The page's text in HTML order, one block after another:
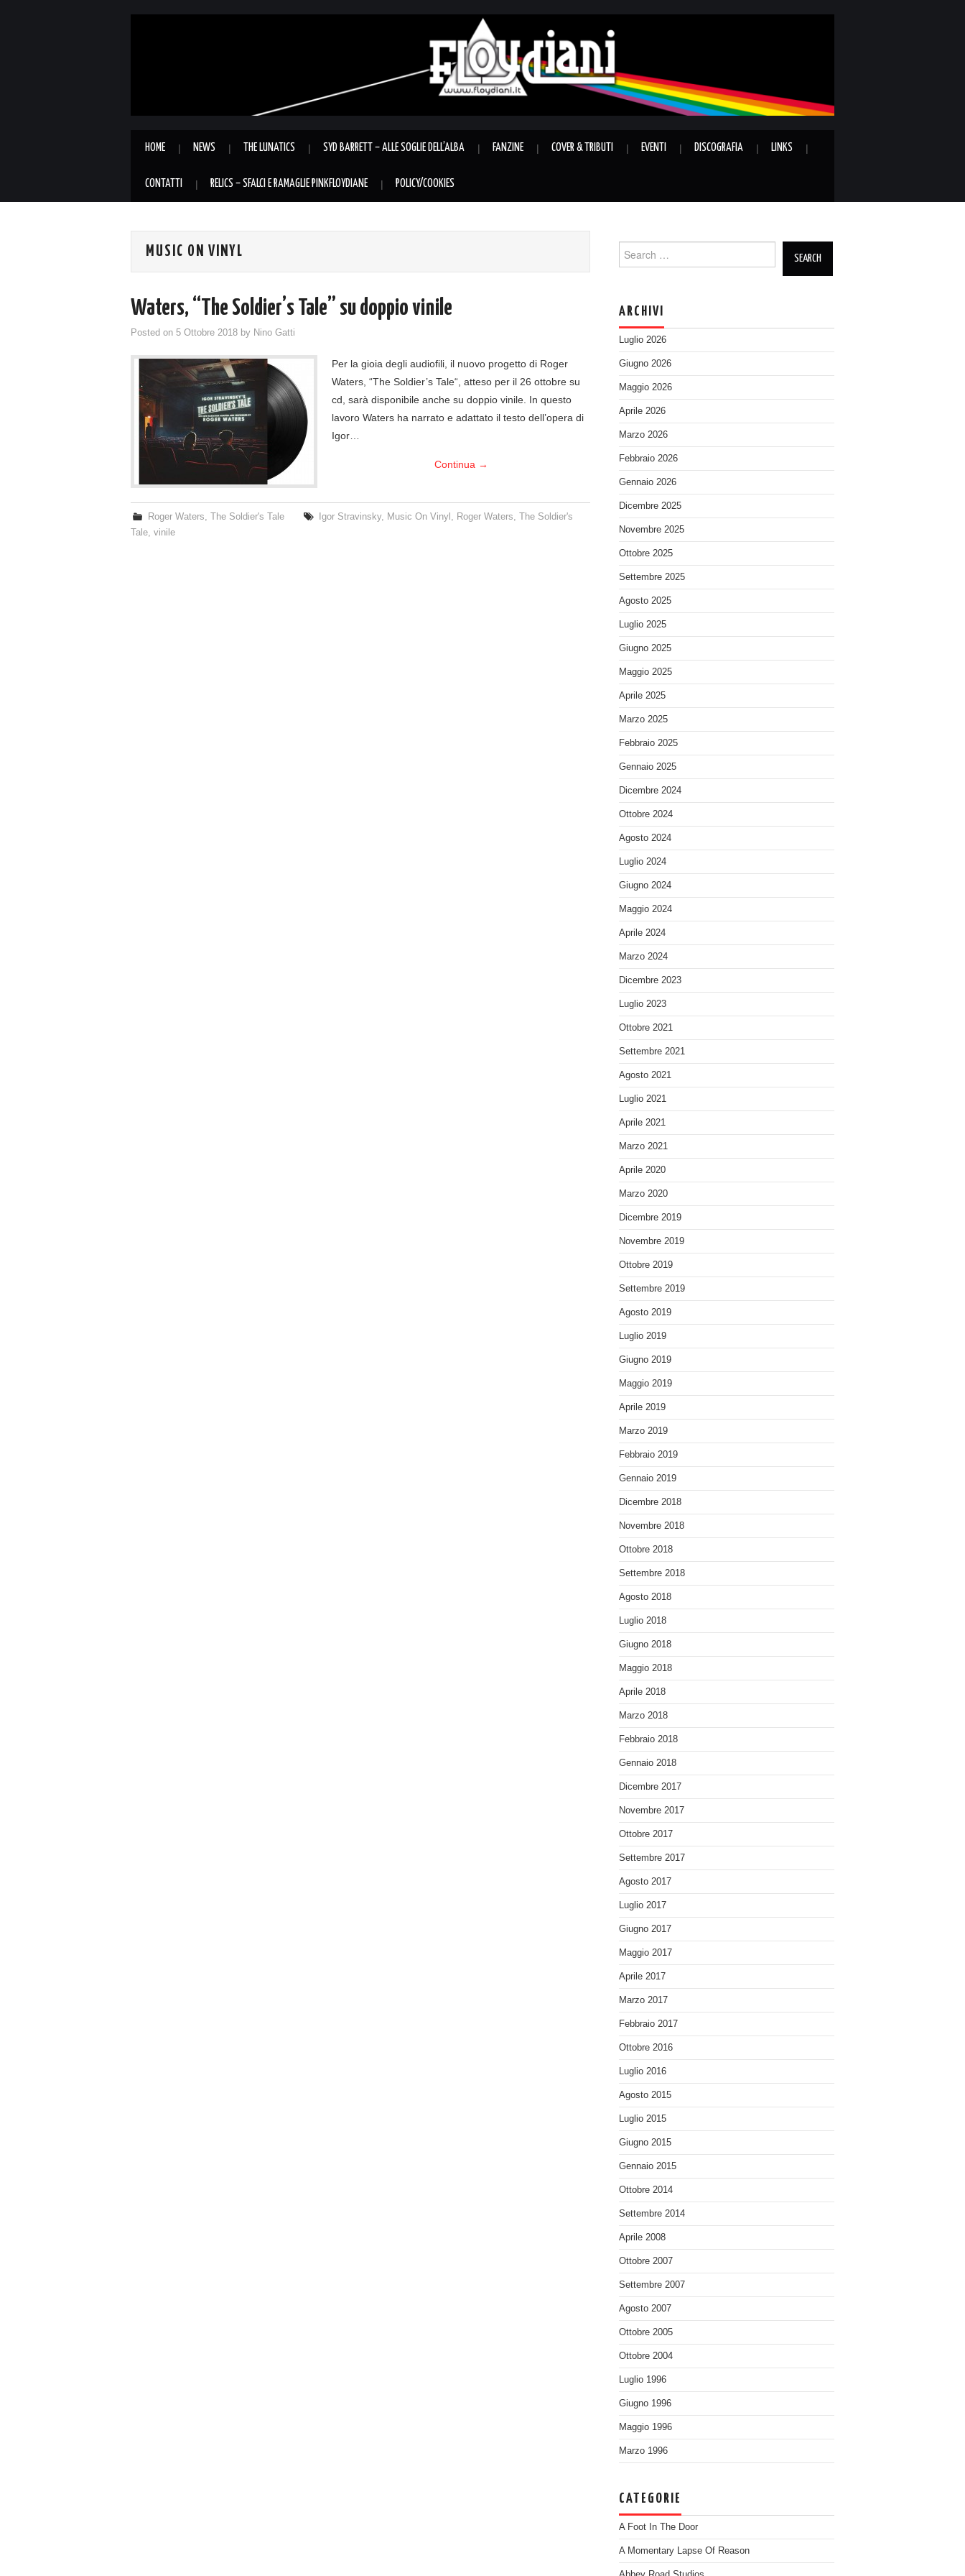
HOME NEWS THE LUNATICS SYD BARRETT – ALLE SOGLIE DELL’ALBA FANZINE COVER & TRIBUTI EVENTI DISCOGRAFIA LINKS
CONTATTI RELICS – SFALCI E RAMAGLIE PINKFLOYDIANE POLICY/COOKIES
MUSIC ON VINYL
Waters, “The Soldier’s Tale” su doppio vinile
Posted on 5 Ottobre 2018 by Nino Gatti
Per la gioia degli audiofili, il nuovo progetto di Roger
Waters, “The Soldier’s Tale“, atteso per il 26 ottobre su
cd, sarà disponibile anche su doppio vinile. In questo
lavoro Waters ha narrato e adattato il testo dell’opera di
Igor…
Continua →
Roger Waters ,The Soldier's Tale Igor Stravinsky, Music On Vinyl Roger Waters ,The Soldier's
Tale vinile
for:
ARCHIVI
Luglio 2026
Giugno 2026
Maggio 2026
Aprile 2026
Marzo 2026
Febbraio 2026
Gennaio 2026
Dicembre 2025
Novembre 2025
Ottobre 2025
Settembre 2025
Agosto 2025
Luglio 2025
Giugno 2025
Maggio 2025
Aprile 2025
Marzo 2025
Febbraio 2025
Gennaio 2025
Dicembre 2024
Ottobre 2024
Agosto 2024
Luglio 2024
Giugno 2024
Maggio 2024
Aprile 2024
Marzo 2024
Dicembre 2023
Luglio 2023
Ottobre 2021
Settembre 2021
Agosto 2021
Luglio 2021
Aprile 2021
Marzo 2021
Aprile 2020
Marzo 2020
Dicembre 2019
Novembre 2019
Ottobre 2019
Settembre 2019
Agosto 2019
Luglio 2019
Giugno 2019
Maggio 2019
Aprile 2019
Marzo 2019
Febbraio 2019
Gennaio 2019
Dicembre 2018
Novembre 2018
Ottobre 2018
Settembre 2018
Agosto 2018
Luglio 2018
Giugno 2018
Maggio 2018
Aprile 2018
Marzo 2018
Febbraio 2018
Gennaio 2018
Dicembre 2017
Novembre 2017
Ottobre 2017
Settembre 2017
Agosto 2017
Luglio 2017
Giugno 2017
Maggio 2017
Aprile 2017
Marzo 2017
Febbraio 2017
Ottobre 2016
Luglio 2016
Agosto 2015
Luglio 2015
Giugno 2015
Gennaio 2015
Ottobre 2014
Settembre 2014
Aprile 2008
Ottobre 2007
Settembre 2007
Agosto 2007
Ottobre 2005
Ottobre 2004
Luglio 1996
Giugno 1996
Maggio 1996
Marzo 1996
CATEGORIE
A Foot In The Door
A Momentary Lapse Of Reason